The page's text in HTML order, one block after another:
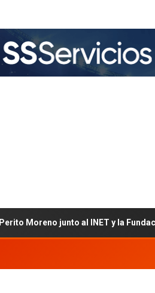
junto al INET y la Fundación